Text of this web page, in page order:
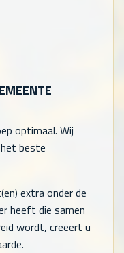
optimaal. Wij
beste
extra onder de
heeft die samen
wordt, creëert u